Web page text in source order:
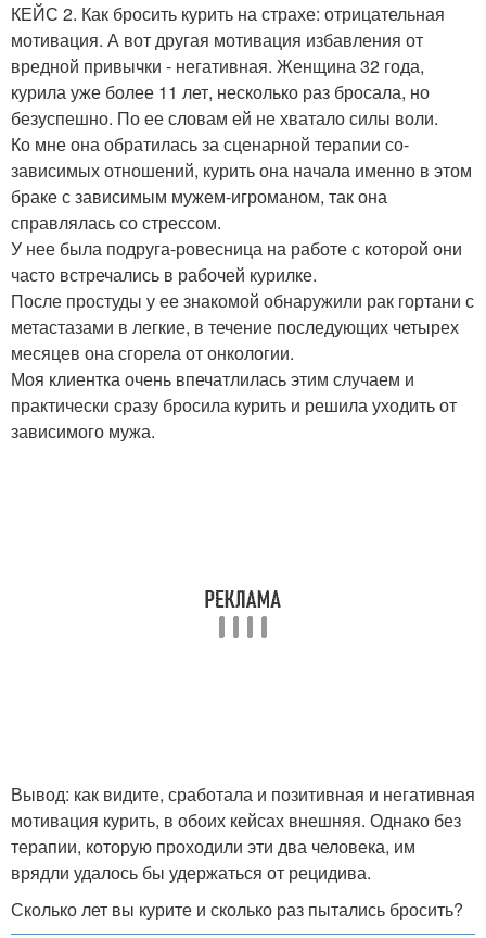
КЕЙС 2. Как бросить курить на страхе: отрицательная
мотивация. А вот другая мотивация избавления от
вредной привычки - негативная. Женщина 32 года,
курила уже более 11 лет, несколько раз бросала, но
безуспешно. По ее словам ей не хватало силы воли.
Ко мне она обратилась за сценарной терапии со-
зависимых отношений, курить она начала именно в этом
браке с зависимым мужем-игроманом, так она
справлялась со стрессом.
У нее была подруга-ровесница на работе с которой они
часто встречались в рабочей курилке.
После простуды у ее знакомой обнаружили рак гортани с
метастазами в легкие, в течение последующих четырех
месяцев она сгорела от онкологии.
Моя клиентка очень впечатлилась этим случаем и
практически сразу бросила курить и решила уходить от
зависимого мужа.
Вывод: как видите, сработала и позитивная и негативная
мотивация курить, в обоих кейсах внешняя. Однако без
терапии, которую проходили эти два человека, им
врядли удалось бы удержаться от рецидива.
Сколько лет вы курите и сколько раз пытались бросить?